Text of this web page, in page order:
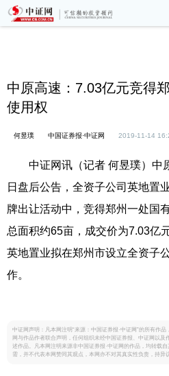
中原高速：7.03亿元竞得
使用权
何昱璞 中国证券报·中证网 2019-11-14
中证网讯（记者 何昱璞）中
日盘后公告，全资子公司英地置
牌出让活动中，竞得郑州一处国
总面积约65亩，成交价为7.03亿
英地置业拟在郑州市设立全资子
作。
中证网声明：凡本网注明“来源：中国证券报·中证网”的所有作
网与作品作者联合声明，任何组织未经中国证券报、中证网以
述作品。凡本网注明来源非中国证券报·中证网的作品，均转载
需，并不代表本网赞同其观点，本网亦不对其真实性负责，持异